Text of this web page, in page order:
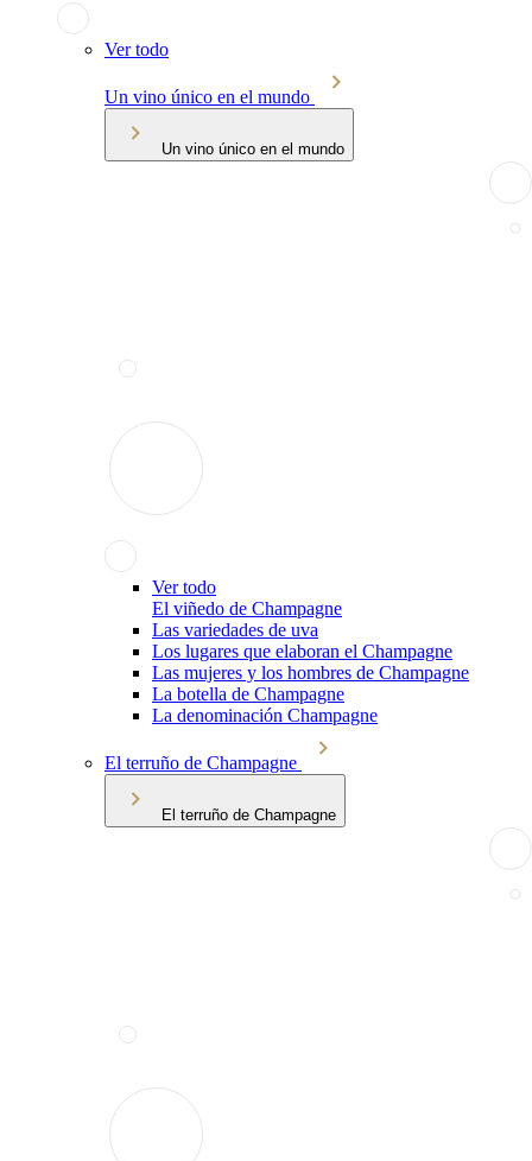
Ver todo
Un vino único en el mundo
Un vino único en el mundo
Ver todo
El viñedo de Champagne
Las variedades de uva
Los lugares que elaboran el Champagne
Las mujeres y los hombres de Champagne
La botella de Champagne
La denominación Champagne
El terruño de Champagne
El terruño de Champagne